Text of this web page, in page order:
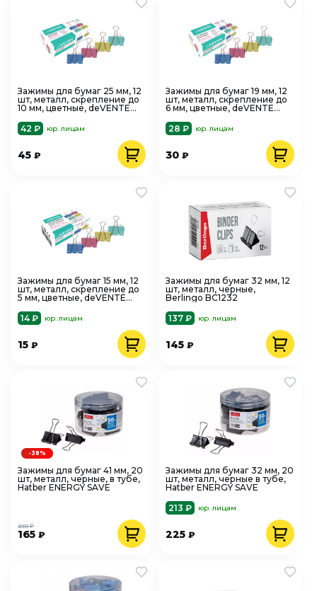
Зажимы для бумаг 25 мм, 12
шт, металл, скрепление до
10 мм, цветные, deVENTE
42 ₽
юр. лицам
45 ₽
Зажимы для бумаг 19 мм, 12
шт, металл, скрепление до
6 мм, цветные, deVENTE
28 ₽
юр. лицам
30₽
Зажимы для бумаг 15 мм, 12
шт, металл, скрепление до
5 мм, цветные, deVENTE
14 ₽
юр. лицам
15 ₽
Зажимы для бумаг 32 мм, 12
шт, металл, черные,
Berlingo BC1232
137 ₽
юр. лицам
145₽
Зажимы для бумаг 41 мм, 20
шт, металл, черные, в тубе,
Hatber ENERGY SAVE
165 ₽
265 ₽
-38%
Зажимы для бумаг 32 мм, 20
шт, металл, черные в тубе,
Hatber ENERGY SAVE
213 ₽
юр. лицам
225₽